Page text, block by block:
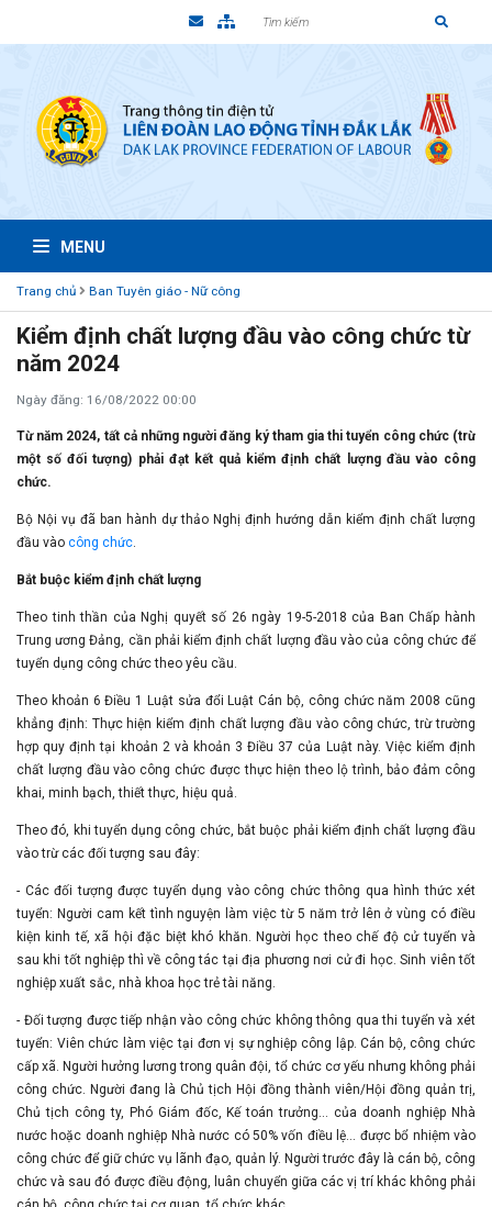
MENU
Trang chủ Ban Tuyên giáo - Nữ công
Kiểm định chất lượng đầu vào công chức từ
năm 2024
Ngày đăng: 16/08/2022 00:00
Từ năm 2024, tất cả những người đăng ký tham gia thi tuyển công chức (trừ
một số đối tượng) phải đạt kết quả kiểm định chất lượng đầu vào công
chức.
Bộ Nội vụ đã ban hành dự thảo Nghị định hướng dẫn kiểm định chất lượng
đầu vào công chức.
Bắt buộc kiểm định chất lượng
Theo tinh thần của Nghị quyết số 26 ngày 19-5-2018 của Ban Chấp hành
Trung ương Đảng, cần phải kiểm định chất lượng đầu vào của công chức để
tuyển dụng công chức theo yêu cầu.
Theo khoản 6 Điều 1 Luật sửa đổi Luật Cán bộ, công chức năm 2008 cũng
khẳng định: Thực hiện kiểm định chất lượng đầu vào công chức, trừ trường
hợp quy định tại khoản 2 và khoản 3 Điều 37 của Luật này. Việc kiểm định
chất lượng đầu vào công chức được thực hiện theo lộ trình, bảo đảm công
khai, minh bạch, thiết thực, hiệu quả.
Theo đó, khi tuyển dụng công chức, bắt buộc phải kiểm định chất lượng đầu
vào trừ các đối tượng sau đây:
- Các đối tượng được tuyển dụng vào công chức thông qua hình thức xét
tuyển: Người cam kết tình nguyện làm việc từ 5 năm trở lên ở vùng có điều
kiện kinh tế, xã hội đặc biệt khó khăn. Người học theo chế độ cử tuyển và
sau khi tốt nghiệp thì về công tác tại địa phương nơi cử đi học. Sinh viên tốt
nghiệp xuất sắc, nhà khoa học trẻ tài năng.
- Đối tượng được tiếp nhận vào công chức không thông qua thi tuyển và xét
tuyển: Viên chức làm việc tại đơn vị sự nghiệp công lập. Cán bộ, công chức
cấp xã. Người hưởng lương trong quân đội, tổ chức cơ yếu nhưng không phải
công chức. Người đang là Chủ tịch Hội đồng thành viên/Hội đồng quản trị,
Chủ tịch công ty, Phó Giám đốc, Kế toán trưởng… của doanh nghiệp Nhà
nước hoặc doanh nghiệp Nhà nước có 50% vốn điều lệ… được bổ nhiệm vào
công chức để giữ chức vụ lãnh đạo, quản lý. Người trước đây là cán bộ, công
chức và sau đó được điều động, luân chuyển giữa các vị trí khác không phải